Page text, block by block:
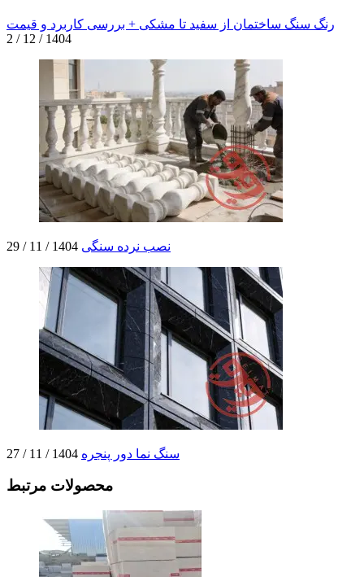
رنگ سنگ ساختمان از سفید تا مشکی + بررسی کاربرد و قیمت
1404 / 12 / 2
نصب نرده سنگی 1404 / 11 / 29
سنگ نما دور پنجره 1404 / 11 / 27
محصولات مرتبط